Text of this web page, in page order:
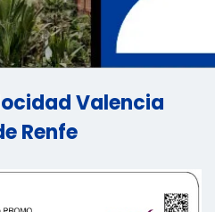
Valencia
Renfe